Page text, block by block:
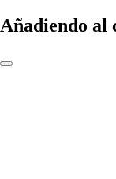
Añadiendo al